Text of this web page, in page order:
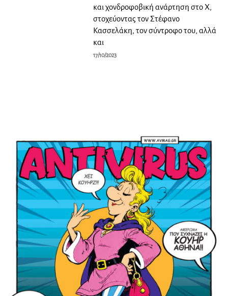
και χονδροφοβική ανάρτηση στο X,
στοχεύοντας τον Στέφανο
Κασσελάκη, τον σύντροφο του, αλλά
και
17/10/2023